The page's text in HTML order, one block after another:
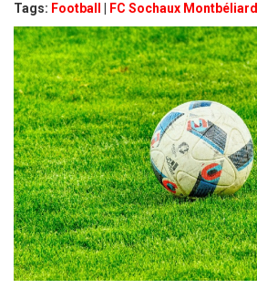
Tags: Football FC Sochaux Montbéliard